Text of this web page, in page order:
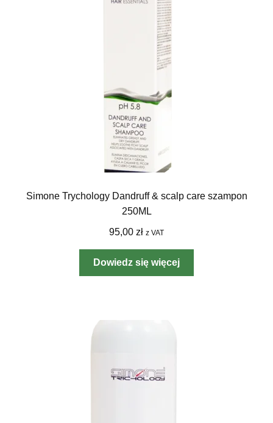
Simone Trychology Dandruff & scalp care szampon
250ML
95,00 zł z VAT
Dowiedz się więcej